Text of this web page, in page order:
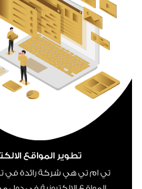
تطوير المواقع
تي ام تي هي شركة رائدة في